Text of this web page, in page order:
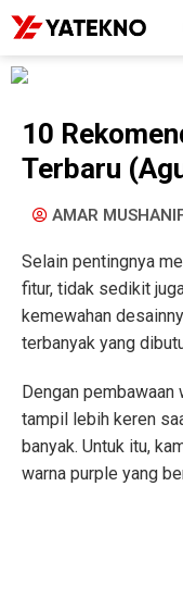
10
Terbaru
AMAR
Selain pentingnya
fitur, tidak sedikit
kemewahan
terbanyak yang
Dengan pembawaan
tampil lebih keren
banyak. Untuk itu,
warna purple yang